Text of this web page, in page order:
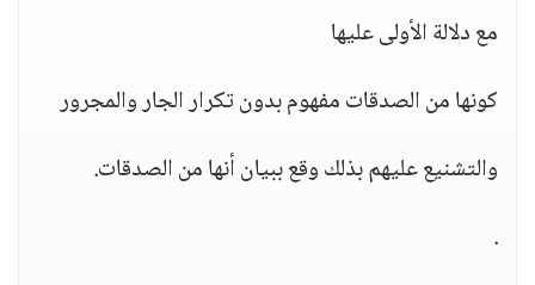
مع دلالة الأولى عليها
كونها من الصدقات مفهوم بدون تكرار الجار والمجرور
والتشنيع عليهم بذلك وقع ببيان أنها من الصدقات.
.